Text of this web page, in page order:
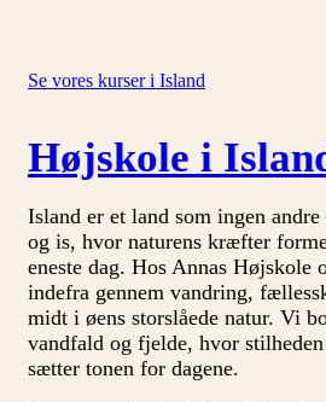
Se vores kurser i Island
Højskole i
Island er et land som ingen
og is, hvor naturens kræfter
eneste dag. Hos Annas Højskole
indefra gennem vandring,
midt i øens storslåede natur. Vi
vandfald og fjelde, hvor
sætter tonen for dagene.